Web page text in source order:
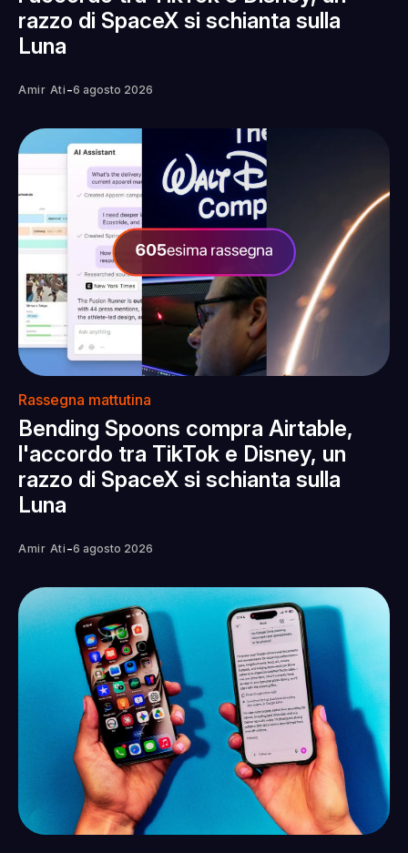
razzo di SpaceX si schianta sulla
Luna
Amir Ati -6 agosto 2026
Rassegna mattutina
Bending Spoons compra Airtable,
l'accordo tra TikTok e Disney, un
razzo di SpaceX si schianta sulla
Luna
Amir Ati -6 agosto 2026